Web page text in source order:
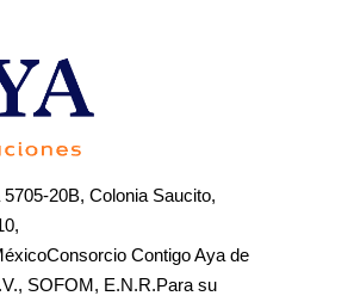
20B, Colonia Saucito,
Contigo Aya de
SOFOM, E.N.R.Para su